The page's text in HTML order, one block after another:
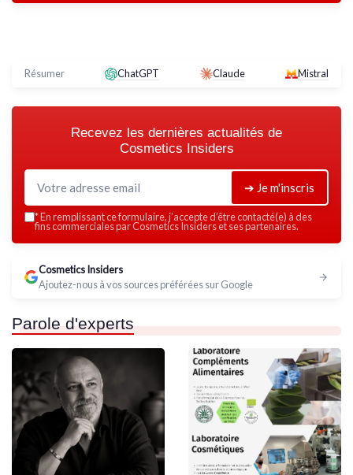
Résumer ChatGPT Claude Mistral
Recevez les dernières actualités de
Cosmetics Insiders
➔ Je m'inscris
*En remplissant ce formulaire, j’accepte d’être contacté(e) à des
fins commerciales par Cosmetics Insiders et ses partenaires.
Cosmetics Insiders
Ajoutez-nous à vos sources préférées sur Google
Parole d'experts